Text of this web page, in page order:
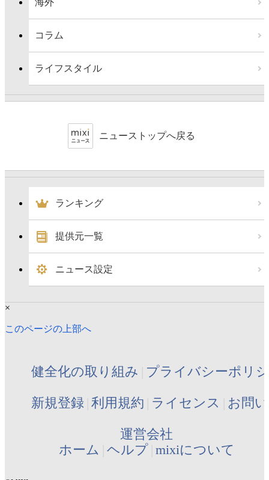
海外
コラム
ライフスタイル
ニューストップへ戻る
ランキング
提供元一覧
ニュース設定
×
このページの上部へ
健全化の取り組み プライバシーポリ
新規登録 利用規約 ライセンス お問
運営会社
ホーム ヘルプ mixiについて